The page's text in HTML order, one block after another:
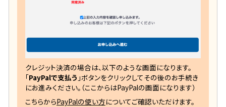
クレジット決済の場合は、以下のような画面になります。
「PayPalで支払う 」ボタンをクリックしてその後のお手続き
にお進みください。（ここからはPayPalの画面になります）
こちらからPayPalの使い方についてご確認いただけます。